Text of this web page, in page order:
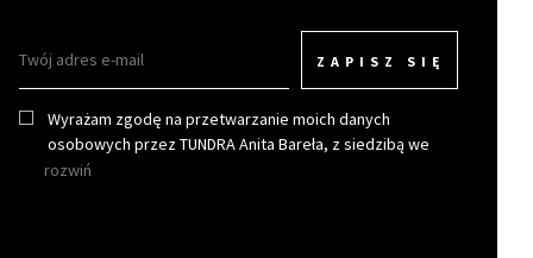
ZAPISZ SIĘ
Wyrażam zgodę na przetwarzanie moich danych
osobowych przez TUNDRA Anita Bareła, z siedzibą we
Wrocławiu w celu otrzymywania newslettera.
rozwiń